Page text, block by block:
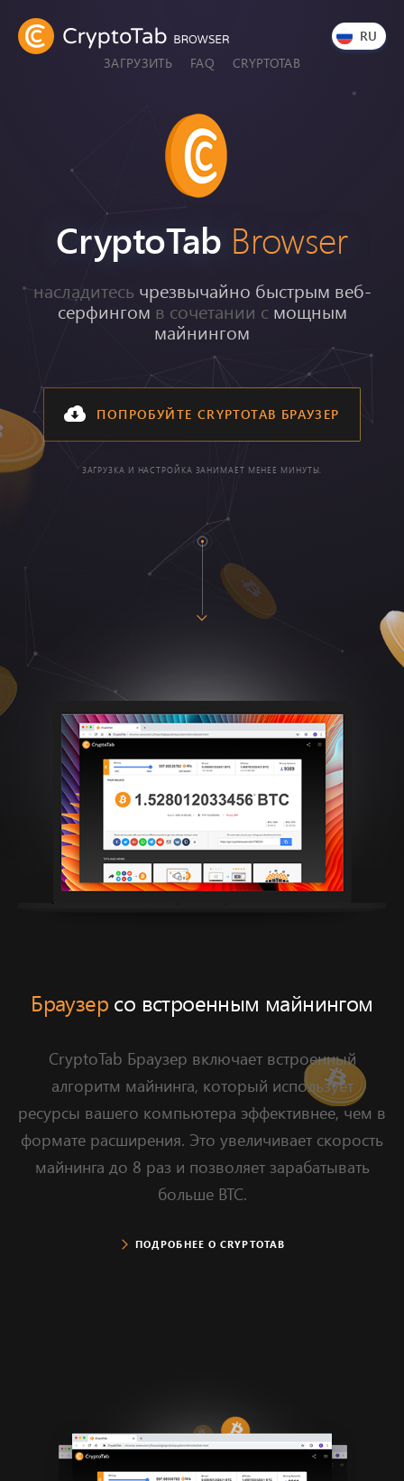
RU
ЗАГРУЗИТЬ
FAQ CRYPTOTAB
CryptoTab Browser
насладитесь чрезвычайно быстрым веб-
серфингом в сочетании с мощным
майнингом
ПОПРОБУЙТЕ CRYPTOTAB БРАУЗЕР
ЗАГРУЗКА И НАСТРОЙКА ЗАНИМАЕТ МЕНЕЕ МИНУТЫ.
Браузер со встроенным майнингом
CryptoTab Браузер включает встроенный
алгоритм майнинга, который использует
ресурсы вашего компьютера эффективнее, чем в
формате расширения. Это увеличивает скорость
майнинга до 8 раз и позволяет зарабатывать
больше BTC.
ПОДРОБНЕЕ О CRYPTOTAB